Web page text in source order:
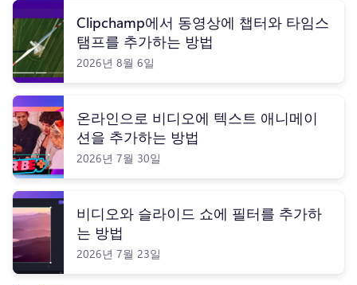
로그인
Clipchamp에서 동영상에 챕터와 타임스
탬프를 추가하는 방법
2026년 8월 6일
온라인으로 비디오에 텍스트 애니메이
션을 추가하는 방법
2026년 7월 30일
비디오와 슬라이드 쇼에 필터를 추가하
는 방법
2026년 7월 23일